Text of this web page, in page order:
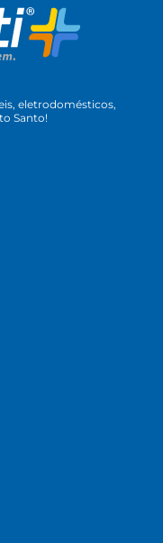
eletrodomésticos,
Santo!